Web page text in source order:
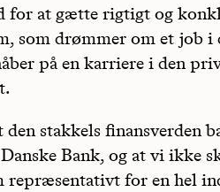
for at gætte rigtigt og
som drømmer om et job
på en karriere i den
stakkels finansverden
Bank, og at vi ikke
repræsentativt for en hel